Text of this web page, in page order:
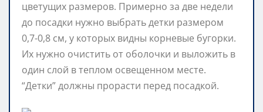
цветущих размеров. Примерно за две недели
до посадки нужно выбрать детки размером
0,7-0,8 см, у которых видны корневые бугорки.
Их нужно очистить от оболочки и выложить в
один слой в теплом освещенном месте.
“Детки” должны прорасти перед посадкой.